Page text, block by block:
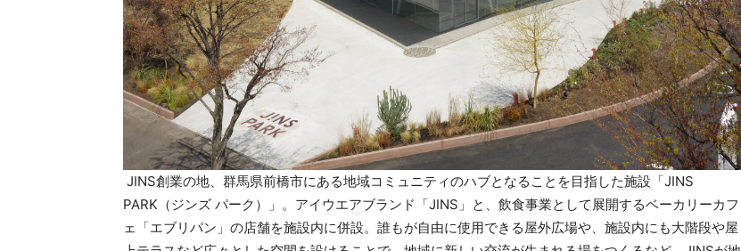
JINS創業の地、群⾺県前橋市にある地域コミュニティのハブとなることを⽬指した施設「JINS
PARK（ジンズ パーク）」。アイウエアブランド「JINS」と、飲⾷事業として展開するベーカリーカフ
ェ「エブリパン」の店舗を施設内に併設。誰もが⾃由に使⽤できる屋外広場や、施設内にも⼤階段や屋